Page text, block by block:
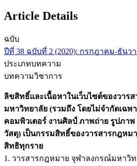
Article Details
ฉบับ
ปีที่ 38 ฉบับที่ 2 (2020): กรกฎาคม-ธันว
ประเภทบทความ
บทความวิชาการ
ลิขสิทธิ์และเนื้อหาในเว็บไซต์ของวาร
มหาวิทยาลัย (รวมถึง โดยไม่จำกัดเฉพ
คอมพิวเตอร์ งานศิลป์ ภาพถ่าย รูปภา
วัสดุ) เป็นกรรมสิทธิ์ของวารสารกฎหม
สิทธิทุกราย
1. วารสารกฎหมาย จุฬาลงกรณ์มหา